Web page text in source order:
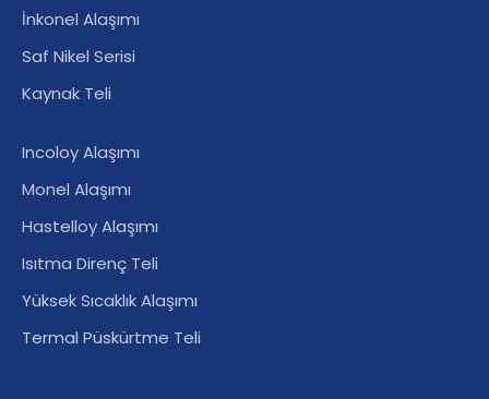
İnkonel Alaşımı
Saf Nikel Serisi
Kaynak Teli
Incoloy Alaşımı
Monel Alaşımı
Hastelloy Alaşımı
Isıtma Direnç Teli
Yüksek Sıcaklık Alaşımı
Termal Püskürtme Teli